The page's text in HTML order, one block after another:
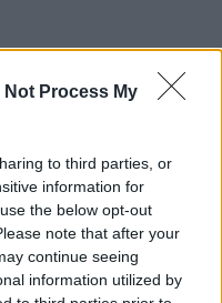
Not Process My
to third parties, or
information for
the below opt-out
note that after your
continue seeing
information utilized by
25313-52400
25310-22756
25310-82177
25310-83300
25310-22797